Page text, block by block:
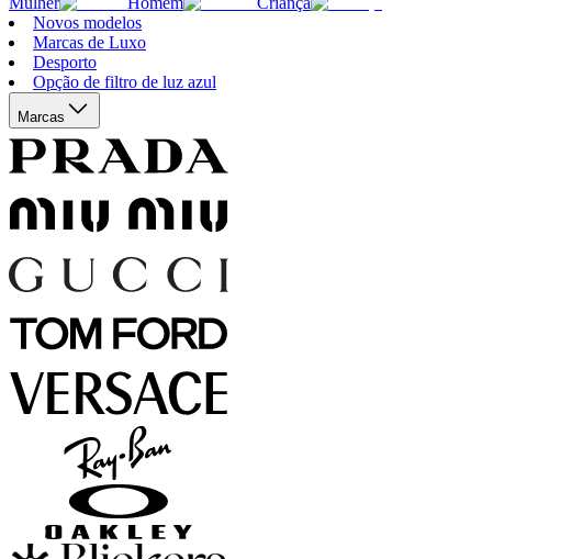
Novos modelos
Marcas de Luxo
Desporto
Opção de filtro de luz azul
Marcas